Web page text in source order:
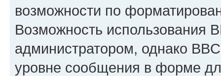
возможности по
Возможность использования
администратором, однако
уровне сообщения в форме